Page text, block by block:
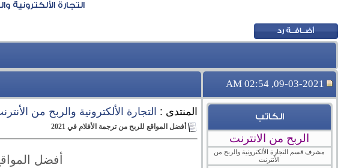
التجارة الألكترونية
09-03-2021, 02:54 AM
الكاتب
الربح من الانترنت
مشرف قسم التجارة الألكترونية والربح من
الأنترنت
المنتدى : التجارة الألكترونية والربح من
أفضل المواقع للربح من ترجمة الأفلام في 2021
أفضل